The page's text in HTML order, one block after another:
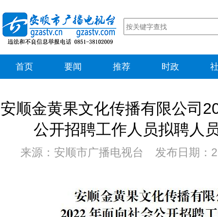
首页 要闻 推荐 时政
安顺金黄果文化传播有限公司
公开招聘工作人员拟聘人
来源：安顺市广播电视台 发布日期：